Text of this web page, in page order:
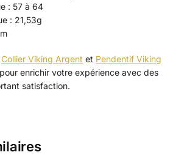
: 57 à 64
: 21,53g
Collier Viking Argent et Pendentif Viking
enrichir votre expérience avec des
satisfaction.